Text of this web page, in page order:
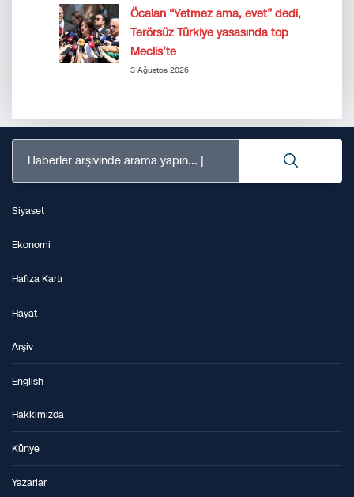
Öcalan “Yetmez ama, evet” dedi,
Terörsüz Türkiye yasasında top
Meclis’te
3 Ağustos 2026
Haberler arşivinde arama yapın...
Siyaset
Ekonomi
Hafıza Kartı
Hayat
Arşiv
English
Hakkımızda
Künye
Yazarlar